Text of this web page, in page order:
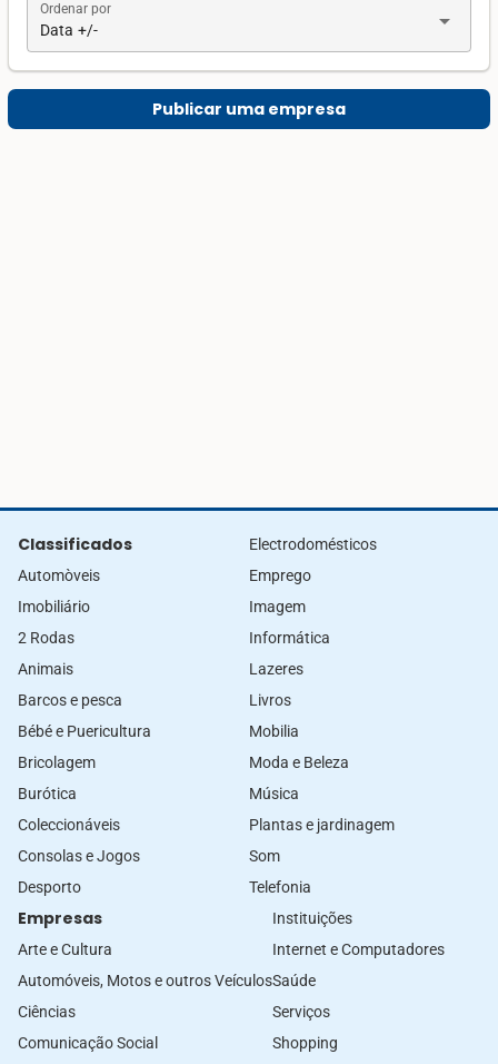
Data +/-
Ordenar por arrow_drop_down
Publicar uma empresa
Classificados
Automòveis
Imobiliário
2 Rodas
Animais
Barcos e pesca
Bébé e Puericultura
Bricolagem
Burótica
Coleccionáveis
Consolas e Jogos
Desporto
Electrodomésticos
Emprego
Imagem
Informática
Lazeres
Livros
Mobilia
Moda e Beleza
Música
Plantas e jardinagem
Som
Telefonia
Empresas
Arte e Cultura
Automóveis, Motos e outros Veículos
Ciências
Comunicação Social
Instituições
Internet e Computadores
Saúde
Serviços
Shopping